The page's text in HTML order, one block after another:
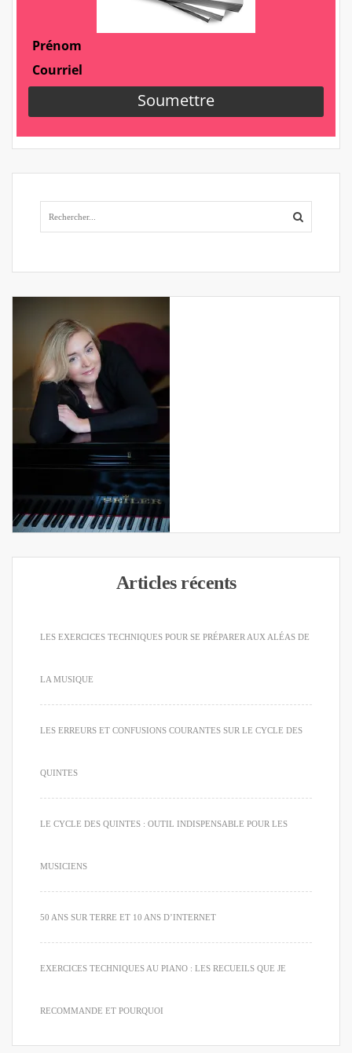
Articles récents
LES EXERCICES TECHNIQUES POUR SE PRÉPARER AUX ALÉAS DE
LA MUSIQUE
LES ERREURS ET CONFUSIONS COURANTES SUR LE CYCLE DES
QUINTES
LE CYCLE DES QUINTES : OUTIL INDISPENSABLE POUR LES
MUSICIENS
50 ANS SUR TERRE ET 10 ANS D’INTERNET
EXERCICES TECHNIQUES AU PIANO : LES RECUEILS QUE JE
RECOMMANDE ET POURQUOI